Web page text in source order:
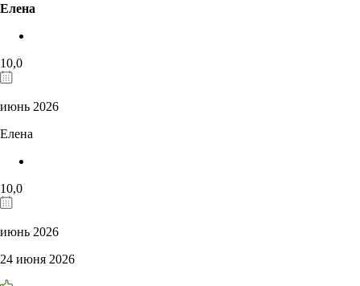
Елена
10,0
июнь 2026
Елена
10,0
июнь 2026
24 июня 2026